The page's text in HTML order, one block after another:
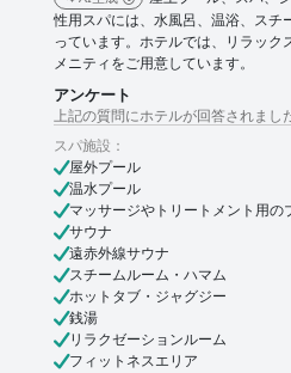
でしょう。ホテルでは、子供向けの特別
ァーベッドを子供たちが快適に眠れる場
ット台北のスタッフは素晴らしく、お客
持する卓越した施設とサービスを提供し
な滞在をお探しの方に最適です。
性用スパには、水風呂、温浴、スチ
っています。ホテルでは、リラッ
メニティをご用意しています。
アンケート
上記の質問にホテルが回答されまし
スパ施設：
屋外プール
温水プール
マッサージやトリートメント用の
サウナ
遠赤外線サウナ
スチームルーム・ハマム
ホットタブ・ジャグジー
銭湯
リラクゼーションルーム
フィットネスエリア